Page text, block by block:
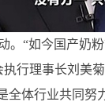
。“如今国产奶
行理事长刘美
全体行业共同